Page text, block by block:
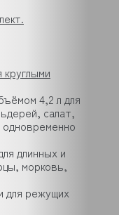
4,2 л для
салат,
длинных и
морковь,
для режущих